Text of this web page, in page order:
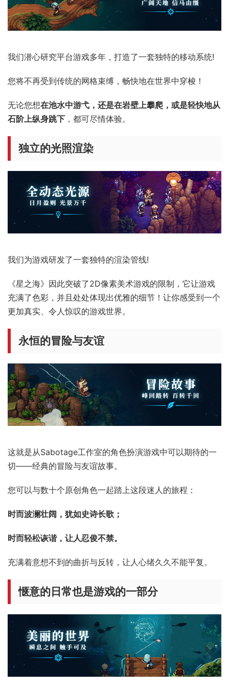
我们潜心研究平台游戏多年，打造了一套独特的移动系统!
您将不再受到传统的网格束缚，畅快地在世界中穿梭！
无论您想在池水中游弋，还是在岩壁上攀爬，或是轻快地从
石阶上纵身跳下 ，都可尽情体验。
独立的光照渲染
我们为游戏研发了一套独特的渲染管线!
《星之海》因此突破了2D像素美术游戏的限制，它让游戏
充满了色彩，并且处处体现出优雅的细节！让你感受到一个
更加真实、令人惊叹的游戏世界。
永恒的冒险与友谊
这就是从Sabotage工作室的角色扮演游戏中可以期待的一
切——经典的冒险与友谊故事。
您可以与数十个原创角色一起踏上这段迷人的旅程：
时而波澜壮阔，犹如史诗长歌；
时而轻松诙谐，让人忍俊不禁。
充满着意想不到的曲折与反转，让人心绪久久不能平复。
惬意的日常也是游戏的一部分